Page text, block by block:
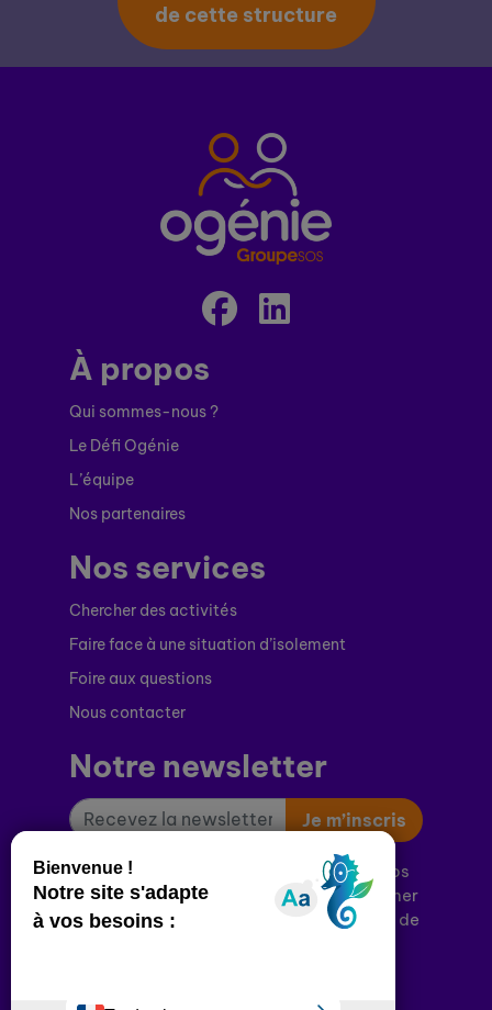
de cette structure
À propos
Qui sommes-nous ?
Le Défi Ogénie
L’équipe
Nos partenaires
Nos services
Chercher des activités
Faire face à une situation d’isolement
Foire aux questions
Nous contacter
Notre newsletter
Je m’inscris
Votre email est uniquement utilisé pour nos
newsletters. Vous pouvez vous désabonner
à tout moment. Consultez notre politique de